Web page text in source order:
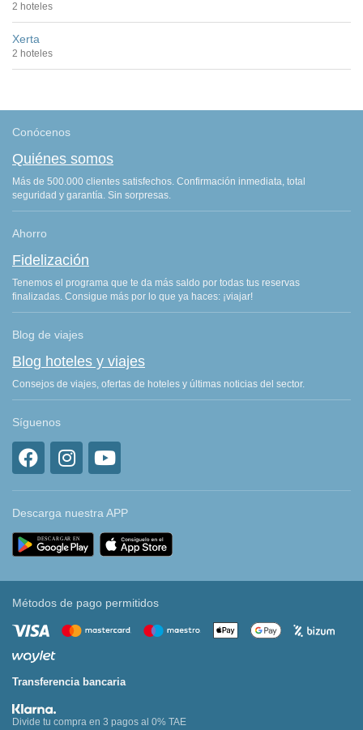
2 hoteles
Xerta
2 hoteles
Conócenos
Quiénes somos
Más de 500.000 clientes satisfechos. Confirmación inmediata, total
seguridad y garantía. Sin sorpresas.
Ahorro
Fidelización
Tenemos el programa que te da más saldo por todas tus reservas
finalizadas. Consigue más por lo que ya haces: ¡viajar!
Blog de viajes
Blog hoteles y viajes
Consejos de viajes, ofertas de hoteles y últimas noticias del sector.
Síguenos
Descarga nuestra APP
Métodos de pago permitidos
Transferencia bancaria
Divide tu compra en 3 pagos al 0% TAE